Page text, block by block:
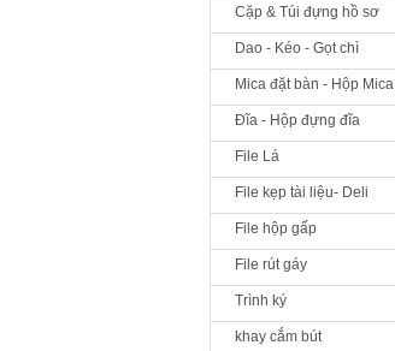
Cặp & Túi đựng hồ sơ
Dao - Kéo - Gọt chì
Mica đặt bàn - Hộp Mica
Đĩa - Hộp đựng đĩa
File Lá
File kẹp tài liệu- Deli
File hộp gấp
File rút gáy
Trình ký
khay cắm bút